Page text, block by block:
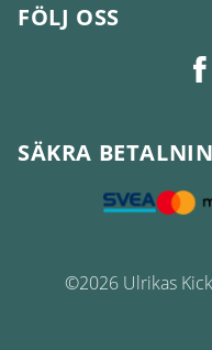
FÖLJ OSS
SÄKRA
©2026 Ulrikas